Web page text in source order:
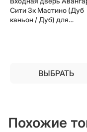
Сити 3к Мастино (Дуб
каньон / Дуб) для
ВЫБРАТЬ
Похожие